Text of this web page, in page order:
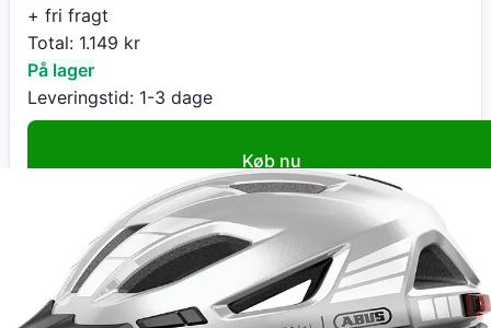
+ fri fragt
Total: 1.149 kr
På lager
Leveringstid: 1-3 dage
Køb nu
eCykelhjelm DK
Abus Urban-I 4.0 ACE signal silver cykelhjelm Small
1.149kr